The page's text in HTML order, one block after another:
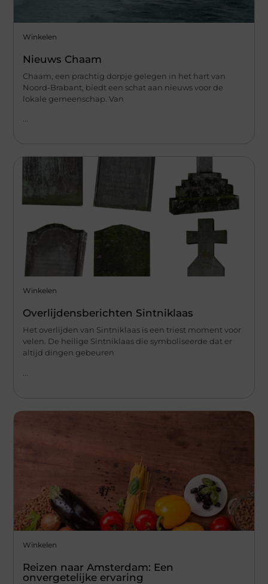
Winkelen
Nieuws Chaam
Chaam, een prachtig dorpje gelegen in het hart van
Noord-Brabant, biedt een schat aan nieuws voor de
lokale gemeenschap. Van
...
Winkelen
Overlijdensberichten Sintniklaas
Het overlijden van Sintniklaas is een triest moment voor
velen. De heilige Sintniklaas die symboliseerde dat er
altijd dingen gebeuren
Winkelen
Reizen naar Amsterdam: Een
onvergetelijke ervaring